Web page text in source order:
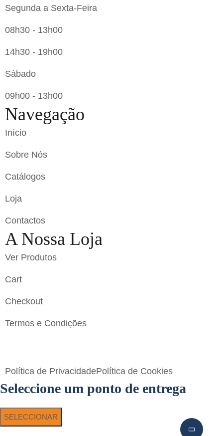
Segunda a Sexta-Feira
08h30 - 13h00
14h30 - 19h00
Sábado
09h00 - 13h00
Navegação
Início
Sobre Nós
Catálogos
Loja
Contactos
A Nossa Loja
Ver Produtos
Cart
Checkout
Termos e Condições
Política de PrivacidadePolítica de Cookies
Seleccione um ponto de entrega
SELECCIONAR